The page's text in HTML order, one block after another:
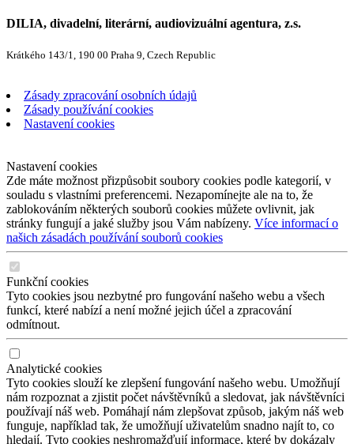
DILIA, divadelní, literární, audiovizuální agentura, z.s.
Krátkého 143/1, 190 00 Praha 9, Czech Republic
Zásady zpracování osobních údajů
Zásady používání cookies
Nastavení cookies
Nastavení cookies
Zde máte možnost přizpůsobit soubory cookies podle kategorií, v
souladu s vlastními preferencemi. Nezapomínejte ale na to, že
zablokováním některých souborů cookies můžete ovlivnit, jak
stránky fungují a jaké služby jsou Vám nabízeny. Více informací o
našich zásadách používání souborů cookies
Funkční cookies
Tyto cookies jsou nezbytné pro fungování našeho webu a všech
funkcí, které nabízí a není možné jejich účel a zpracování
odmítnout.
Analytické cookies
Tyto cookies slouží ke zlepšení fungování našeho webu. Umožňují
nám rozpoznat a zjistit počet návštěvníků a sledovat, jak návštěvníci
používají náš web. Pomáhají nám zlepšovat způsob, jakým náš web
funguje, například tak, že umožňují uživatelům snadno najít to, co
hledají. Tyto cookies neshromažďují informace, které by dokázaly